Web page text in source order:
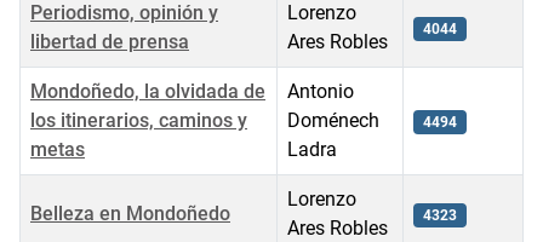
Periodismo, opinión y
libertad de prensa
Lorenzo
Ares Robles
4044
Mondoñedo, la olvidada de
los itinerarios, caminos y
metas
Antonio
Doménech
Ladra
4494
Belleza en Mondoñedo
Lorenzo
Ares Robles
4323